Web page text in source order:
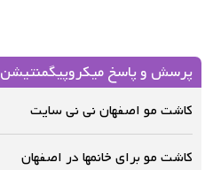
پرسش و پاسخ میکروپیگمنتیشن
کاشت مو اصفهان نی نی سایت
کاشت مو برای خانمها در اصفهان